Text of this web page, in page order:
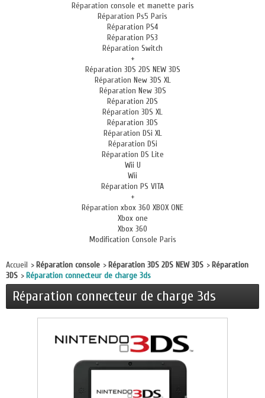
Réparation console et manette paris
Réparation Ps5 Paris
Réparation PS4
Réparation PS3
Réparation Switch
+
Réparation 3DS 2DS NEW 3DS
Réparation New 3DS XL
Réparation New 3DS
Réparation 2DS
Réparation 3DS XL
Réparation 3DS
Réparation DSi XL
Réparation DSi
Réparation DS Lite
Wii U
Wii
Réparation PS VITA
+
Réparation xbox 360 XBOX ONE
Xbox one
Xbox 360
Modification Console Paris
Accueil >Réparation console >Réparation 3DS 2DS NEW 3DS >Réparation
3DS >Réparation connecteur de charge 3ds
Réparation connecteur de charge 3ds